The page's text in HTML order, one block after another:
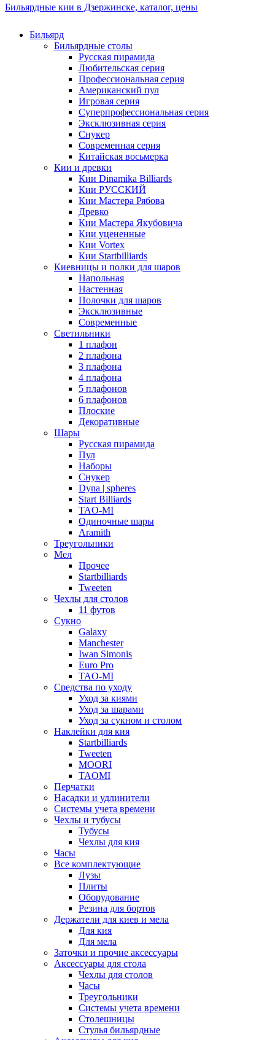
Бильярдные кии в Дзержинске, каталог, цены
Бильярд
Бильярдные столы
Русская пирамида
Любительская серия
Профессиональная серия
Американский пул
Игровая серия
Суперпрофессиональная серия
Эксклюзивная серия
Снукер
Современная серия
Китайская восьмерка
Кии и древки
Кии Dinamika Billiards
Кии РУССКИЙ
Кии Мастера Рябова
Древко
Кии Мастера Якубовича
Кии уцененные
Кии Vortex
Кии Startbilliards
Киевницы и полки для шаров
Напольная
Настенная
Полочки для шаров
Эксклюзивные
Современные
Светильники
1 плафон
2 плафона
3 плафона
4 плафона
5 плафонов
6 плафонов
Плоские
Декоративные
Шары
Русская пирамида
Пул
Наборы
Снукер
Dyna | spheres
Start Billiards
TAO-MI
Одиночные шары
Aramith
Треугольники
Мел
Прочее
Startbilliards
Tweeten
Чехлы для столов
11 футов
Сукно
Galaxy
Manchester
Iwan Simonis
Euro Pro
TAO-MI
Средства по уходу
Уход за киями
Уход за шарами
Уход за сукном и столом
Наклейки для кия
Startbilliards
Tweeten
MOORI
TAOMI
Перчатки
Насадки и удлинители
Системы учета времени
Чехлы и тубусы
Тубусы
Чехлы для кия
Часы
Все комплектующие
Лузы
Плиты
Оборудование
Резина для бортов
Держатели для киев и мела
Для кия
Для мела
Заточки и прочие аксессуары
Аксессуары для стола
Чехлы для столов
Часы
Треугольники
Системы учета времени
Столешницы
Стулья бильярдные